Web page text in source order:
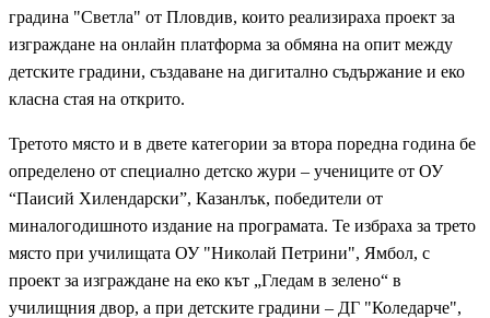
градина "Светла" от Пловдив, които реализираха проект за
изграждане на онлайн платформа за обмяна на опит между
детските градини, създаване на дигитално съдържание и еко
класна стая на открито.
Третото място и в двете категории за втора поредна година бе
определено от специално детско жури – учениците от ОУ
“Паисий Хилендарски”, Казанлък, победители от
миналогодишното издание на програмата. Те избраха за трето
място при училищата ОУ "Николай Петрини", Ямбол, с
проект за изграждане на еко кът „Гледам в зелено“ в
училищния двор, а при детските градини – ДГ "Коледарче",